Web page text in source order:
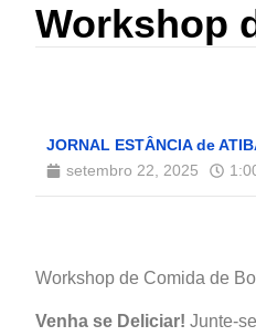
Workshop
JORNAL ESTÂNCIA de
setembro 22, 2025
Workshop de Comida de
Venha se Deliciar! Junte-